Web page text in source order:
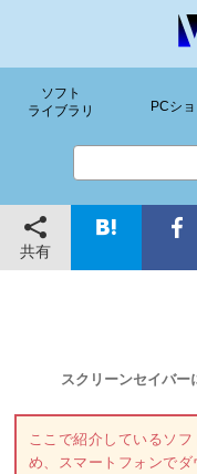
ソフト
ライブラリ
PCシ
共有
スクリーンセイバ
ここで紹介しているソ
め、スマートフォンでダ